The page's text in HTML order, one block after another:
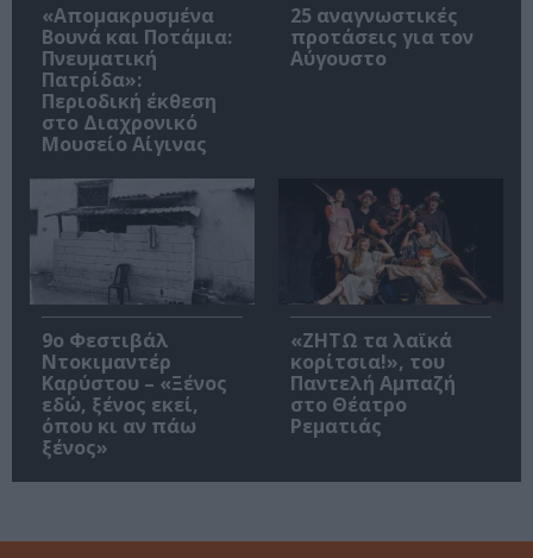
«Απομακρυσμένα
Βουνά και Ποτάμια:
Πνευματική
Πατρίδα»:
Περιοδική έκθεση
στο Διαχρονικό
Μουσείο Αίγινας
25 αναγνωστικές
προτάσεις για τον
Αύγουστο
9ο Φεστιβάλ
Ντοκιμαντέρ
Καρύστου – «Ξένος
εδώ, ξένος εκεί,
όπου κι αν πάω
ξένος»
«ΖΗΤΩ τα λαϊκά
κορίτσια!», του
Παντελή Αμπαζή
στο Θέατρο
Ρεματιάς